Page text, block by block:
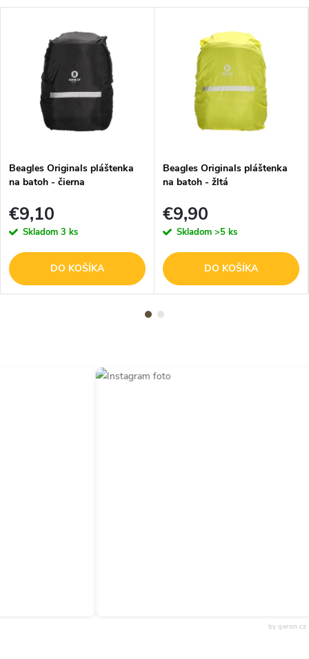
Beagles Originals pláštenka
na batoh - čierna
€9,10
Skladom 3 ks
DO KOŠÍKA
Beagles Originals pláštenka
na batoh - žltá
€9,90
Skladom >5 ks
DO KOŠÍKA
by qeron.cz